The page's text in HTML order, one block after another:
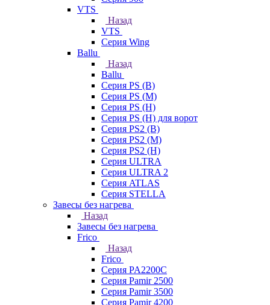
VTS
Назад
VTS
Серия Wing
Ballu
Назад
Ballu
Серия PS (B)
Серия PS (M)
Серия PS (H)
Серия PS (H) для ворот
Серия PS2 (B)
Серия PS2 (M)
Серия PS2 (H)
Серия ULTRA
Серия ULTRA 2
Серия ATLAS
Серия STELLA
Завесы без нагрева
Назад
Завесы без нагрева
Frico
Назад
Frico
Серия PA2200C
Серия Pamir 2500
Серия Pamir 3500
Серия Pamir 4200